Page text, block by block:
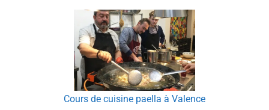
Cours de cuisine paella à Valence